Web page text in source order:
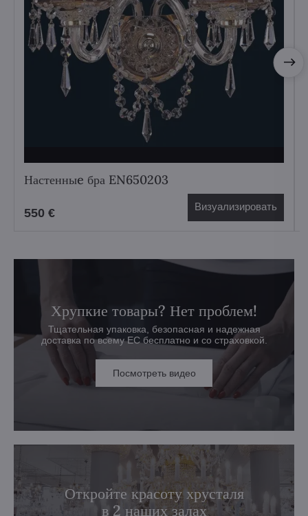
Настенныe бра EN650203
550 € Визуализировать
Хрупкие товары? Нет проблем!
Тщательная упаковка, безопасная и надежная
доставка по всему ЕС бесплатно и со страховкой.
Посмотреть видео
Откройте красоту хрусталя
в 2 наших залах